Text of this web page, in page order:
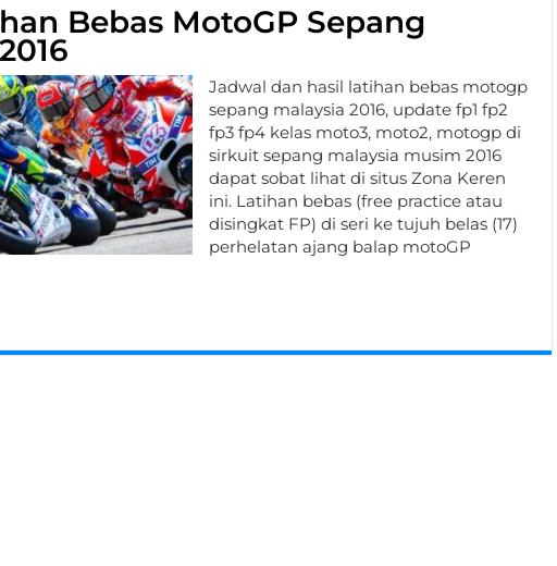
Bebas MotoGP Sepang
Jadwal dan hasil latihan bebas motogp
sepang malaysia 2016, update fp1 fp2
fp3 fp4 kelas moto3, moto2, motogp di
sirkuit sepang malaysia musim 2016
dapat sobat lihat di situs Zona Keren
ini. Latihan bebas (free practice atau
disingkat FP) di seri ke tujuh belas (17)
perhelatan ajang balap motoGP